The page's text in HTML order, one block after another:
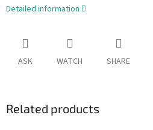
Detailed information
ASK WATCH SHARE
Related products